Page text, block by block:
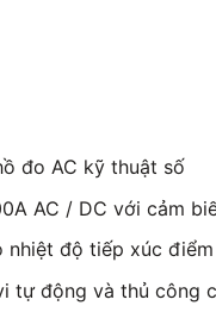
đo AC kỹ thuật số
AC / DC với cảm
nhiệt độ tiếp xúc
tự động và thủ công